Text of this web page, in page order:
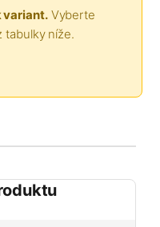
variant.Vyberte
tabulky níže.